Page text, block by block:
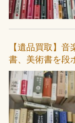
【遺品買取】
書、美術書を段